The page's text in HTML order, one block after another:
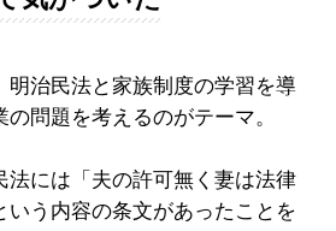
治民法と家族制度の学習を導
問題を考えるのがテーマ。
には「夫の許可無く妻は法律
いう内容の条文があったことを